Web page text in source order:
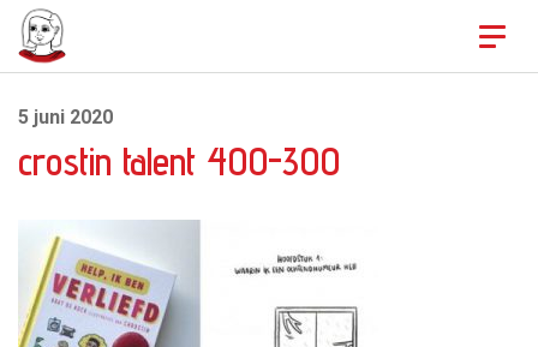
Skip to content
5 juni 2020
crostin talent 400-300